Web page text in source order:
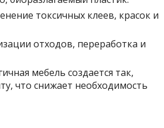
токсичных клеев, красок и
отходов, переработка и
мебель создается так,
что снижает необходимость